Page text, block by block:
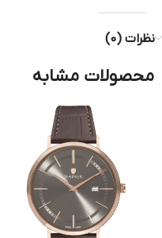
نظرات (0)
محصولات مشابه